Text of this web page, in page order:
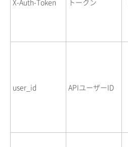
user_id APIユーザーID